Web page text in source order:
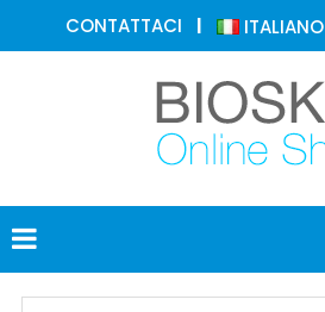
CONTATTACI ITALIANO
MEDICINA
ESTETICA
DERMATOLOGIA
FOTOTERAPIA
ELETTROMEDICALI
MEDICO